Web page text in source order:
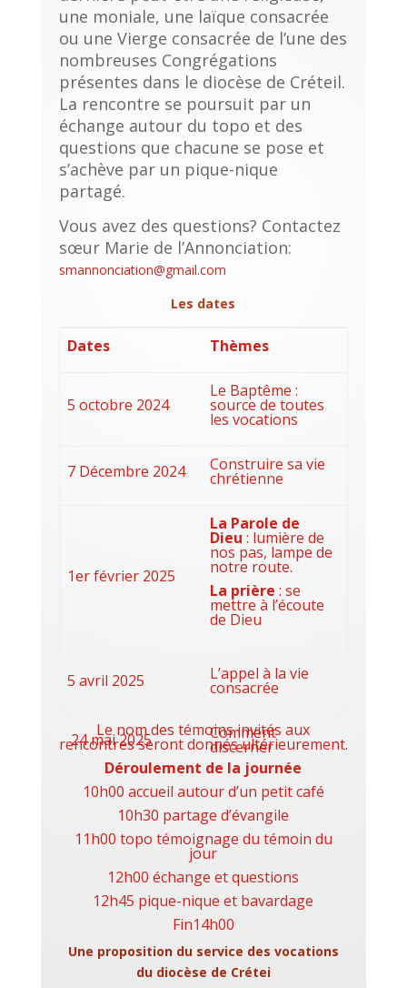
une moniale, une laïque consacrée
ou une Vierge consacrée de l’une des
nombreuses Congrégations
présentes dans le diocèse de Créteil.
La rencontre se poursuit par un
échange autour du topo et des
questions que chacune se pose et
s’achève par un pique-nique
partagé.
Vous avez des questions? Contactez
sœur Marie de l’Annonciation:
smannonciation@gmail.com
Les dates
Dates Thèmes
5 octobre 2024
Le Baptême :
source de toutes
les vocations
7 Décembre 2024 Construire sa vie
chrétienne
1er février 2025
La Parole de
Dieu : lumière de
nos pas, lampe de
notre route.
La prière : se
mettre à l’écoute
de Dieu
5 avril 2025 L’appel à la vie
consacrée
24 mai 2025 Comment
discerner
Le nom des témoins invités aux
rencontres seront donnés ultérieurement.
Déroulement de la journée
10h00 accueil autour d’un petit café
10h30 partage d’évangile
11h00 topo témoignage du témoin du
jour
12h00 échange et questions
12h45 pique-nique et bavardage
Fin14h00
Une proposition du service des vocations
du diocèse de Crétei